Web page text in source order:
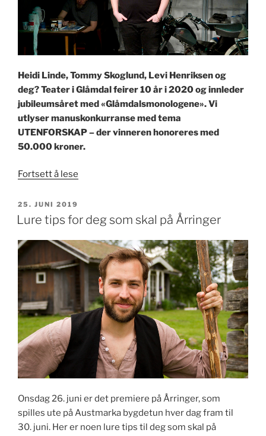
Heidi Linde, Tommy Skoglund, Levi Henriksen og
deg? Teater i Glåmdal feirer 10 år i 2020 og innleder
jubileumsåret med «Glåmdalsmonologene». Vi
utlyser manuskonkurranse med tema
UTENFORSKAP – der vinneren honoreres med
50.000 kroner.
Fortsett å lese
PUBLISERT
25. JUNI 2019
Lure tips for deg som skal på Årringer
Onsdag 26. juni er det premiere på Årringer, som
spilles ute på Austmarka bygdetun hver dag fram til
30. juni. Her er noen lure tips til deg som skal på